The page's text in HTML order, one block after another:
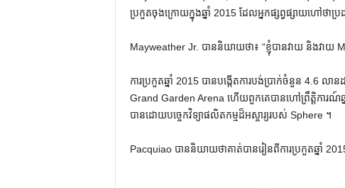
ប្រកួតចុងក្រោយក្នុងឆ្នាំ 2015 ដែលអ្នកផ្សព្វផ្សាយហៅថាប្រ
Mayweather Jr. បាននិយាយថា៖ “ខ្ញុំបានវាយ និងវាយ
ការប្រកួតឆ្នាំ 2015 បានបង្កើតការបង់ប្រាក់ចំនួន 4.6 ល
Grand Garden Arena ហើយពួកគេបានហៅព្រឹត្តិការណ៍
បានដោយបច្ចេកវិទ្យាផលិតកម្មដ៏អស្ចារ្យរបស់ Sphere ។
Pacquiao បាន​និយាយ​ថា​គាត់​បាន​រៀន​ពី​ការ​ប្រកួត​ឆ្នាំ